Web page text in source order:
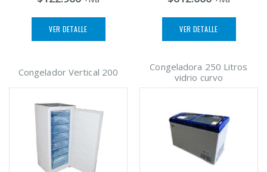
VER DETALLE VER DETALLE
Congelador Vertical 200
Congeladora 250 Litros
vidrio curvo